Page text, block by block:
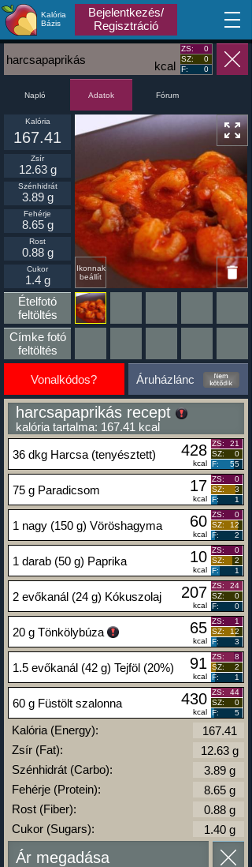
Kalória
Bázis
Bejelentkezés/
Regisztráció
MA
kcal
harcsapaprikás
ZS:
0
SZ:
0
F:
0
Napló Adatok Fórum
Ikonnak
beállít
Kalória
167.41
Zsír
12.63 g
Szénhidrát
3.89 g
Fehérje
8.65 g
Rost
0.88 g
Cukor
1.4 g
Ételfotó
feltöltés
Címke fotó
feltöltés
Vonalkódos? Áruházlánc
harcsapaprikás recept
kalória tartalma: 167.41 kcal
36 dkg Harcsa (tenyésztett) 428
kcal
ZS:
21
SZ:
0
F:
55
75 g Paradicsom 17
kcal
ZS:
0
SZ:
3
F:
1
1 nagy (150 g) Vöröshagyma 60
kcal
ZS:
0
SZ:
12
F:
2
1 darab (50 g) Paprika 10
kcal
ZS:
0
SZ:
2
F:
1
2 evőkanál (24 g) Kókuszolaj 207
kcal
ZS:
24
SZ:
0
F:
0
20 g Tönkölybúza 65
kcal
ZS:
1
SZ:
12
F:
3
1.5 evőkanál (42 g) Tejföl (20%) 91
kcal
ZS:
8
SZ:
2
F:
1
60 g Füstölt szalonna 430
kcal
ZS:
44
SZ:
0
F:
5
Kalória (Energy):
Zsír (Fat):
Szénhidrát (Carbo):
Fehérje (Protein):
Rost (Fiber):
Cukor (Sugars):
Ár megadása